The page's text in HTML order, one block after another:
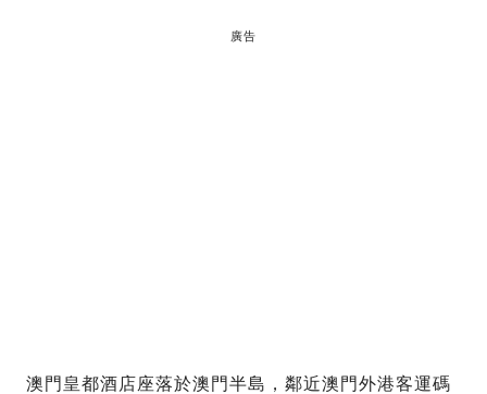
廣告
澳門皇都酒店座落於澳門半島，鄰近澳門外港客運碼